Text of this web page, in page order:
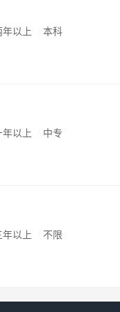
设单位”荣誉称号。2009
省优秀施工企业。 “诚信
年以上 本科
年以上 中专
年以上 不限